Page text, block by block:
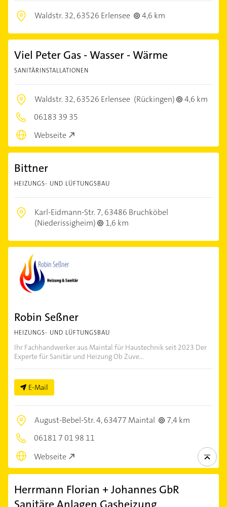
Waldstr. 32,63526 Erlensee 4,6 km
Viel Peter Gas - Wasser - Wärme
SANITÄRINSTALLATIONEN
Waldstr. 32,63526 Erlensee (Rückingen)
4,6 km
06183 39 35
Webseite
Bittner
HEIZUNGS- UND LÜFTUNGSBAU
Karl-Eidmann-Str. 7,63486 Bruchköbel
(Niederissigheim)
1,6 km
Robin Seßner
HEIZUNGS- UND LÜFTUNGSBAU
Ihr Fachhandwerker aus Maintal für Haustechnik seit 2023 Der
Experte für Sanitär und Heizung Ob Zuve...
E-Mail
August-Bebel-Str. 4,63477 Maintal
7,4 km
06181 7 01 98 11
Webseite
Herrmann Florian + Johannes GbR